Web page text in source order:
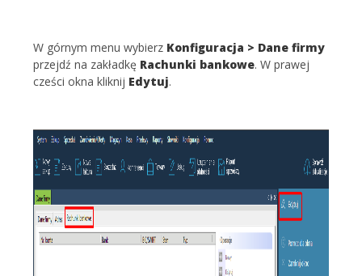
W górnym menu wybierz Konfiguracja > Dane firmy
przejdź na zakładkę Rachunki bankowe. W prawej
cześci okna kliknij Edytuj.